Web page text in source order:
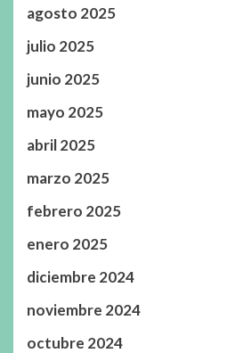
agosto 2025
julio 2025
junio 2025
mayo 2025
abril 2025
marzo 2025
febrero 2025
enero 2025
diciembre 2024
noviembre 2024
octubre 2024